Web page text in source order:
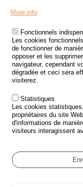
Menu
Footer
LES SITES PUBLICS
ÉTAT DE L’INSÉCURITÉ
TRAITEMENT DES
LA ROUTE
ETUDES ET
APPEL À PROJETS
POLITIQUE DE
Outils
AGENDA
GLOSSAIRE
Cookie settings
More info
Fonctionnels
Les cookies
de fonctionner de
opposer et les
navigateur, cependant
dégradée et ceci sera
visiterez.
Statistiques
Les cookies
propriétaires du site
d'informations de
visiteurs interagissent